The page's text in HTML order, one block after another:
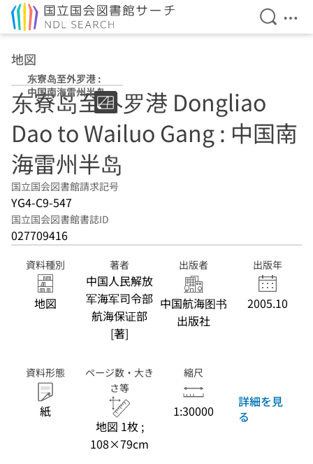
検索を
メ
地図
东寮岛至外罗港 :
中国南海雷州半岛
东寮岛至外罗港 Dongliao
Dao to Wailuo Gang : 中国南
海雷州半岛
国立国会図書館請求記号
YG4-C9-547
国立国会図書館書誌ID
027709416
資料種別
地図
著者
中国人民解放
军海军司令部
航海保证部
[著]
出版者
中国航海图书
出版社
出版年
2005.10
資料形態
紙
ページ数・大き
さ等
地図 1枚 ;
108×79cm
縮尺
1:30000
詳細を見
る